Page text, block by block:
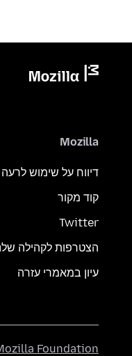
Mozilla
דיווח על שימוש
קוד מקור
Twitter
הצטרפות לקהילה
עיון במאמרי עזרה
Foundation